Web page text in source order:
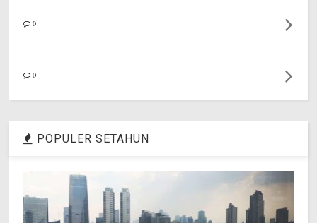
0
0
POPULER SETAHUN